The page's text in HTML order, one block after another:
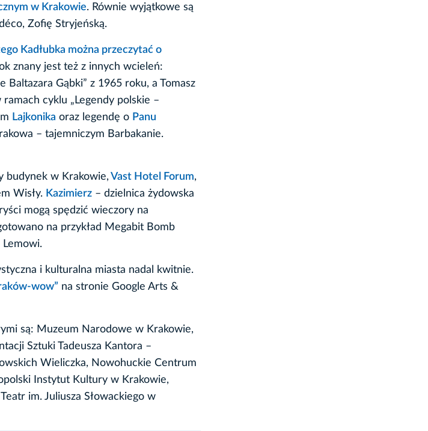
w Krakowie. Równie wyjątkowe są
Zofię Stryjeńską.
Kadłubka można przeczytać o
znany jest też z innych wcieleń:
Baltazara Gąbki” z 1965 roku, a Tomasz
ramach cyklu „Legendy polskie –
Lajkonika oraz legendę o Panu
– tajemniczym Barbakanie.
budynek w Krakowie, Vast Hotel Forum,
Wisły. Kazimierz – dzielnica żydowska
mogą spędzić wieczory na
na przykład Megabit Bomb
Lemowi.
i kulturalna miasta nadal kwitnie.
wow” na stronie Google Arts &
są: Muzeum Narodowe w Krakowie,
Sztuki Tadeusza Kantora –
Wieliczka, Nowohuckie Centrum
Instytut Kultury w Krakowie,
im. Juliusza Słowackiego w